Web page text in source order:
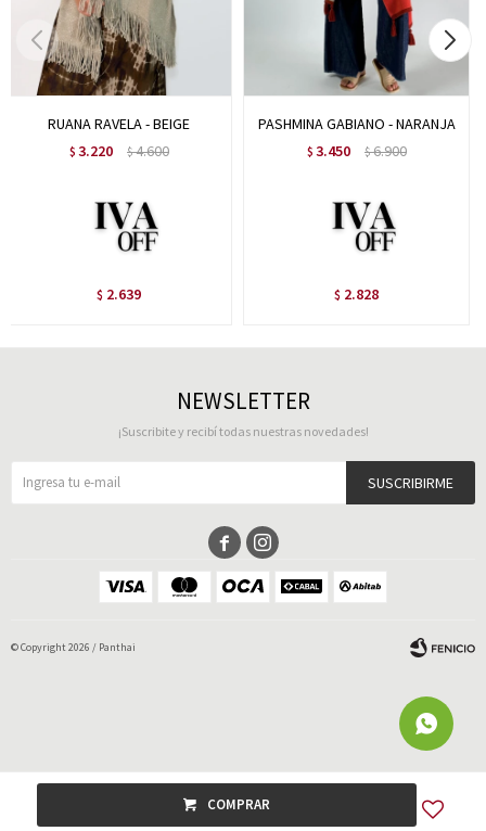
COMPRAR
RUANA RAVELA - BEIGE
$ 3.220 $4.600
$ 2.639
PASHMINA GABIANO - NARANJA
$ 3.450 $6.900
$ 2.828
NEWSLETTER
¡Suscribite y recibí todas nuestras novedades!
SUSCRIBIRME
 
© Copyright 2026 / Panthai